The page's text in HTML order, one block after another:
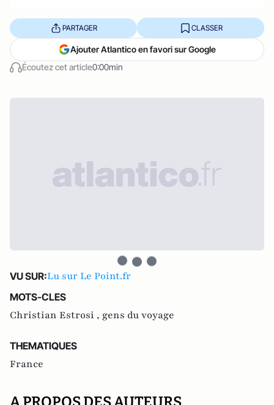
Écoutez cet article0:00min
PARTAGER CLASSER
Ajouter Atlantico en favori sur Google
VU SUR:Lu sur Le Point.fr
MOTS-CLES
Christian Estrosi , gens du voyage
THEMATIQUES
France